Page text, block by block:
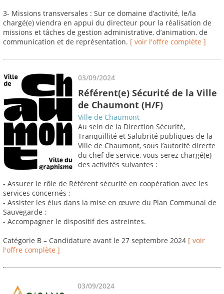
3- Missions transversales : Sur ce domaine d’activité, le/la
chargé(e) viendra en appui du directeur pour la réalisation de
missions et tâches de gestion administrative, d’animation, de
communication et de représentation. [ voir l'offre complète ]
03/09/2024
Référent(e) Sécurité de la Ville
de Chaumont (H/F)
Ville de Chaumont
Au sein de la Direction Sécurité,
Tranquillité et Salubrité publiques de la
Ville de Chaumont, sous l’autorité directe
du chef de service, vous serez chargé(e)
des activités suivantes :
- Assurer le rôle de Référent sécurité en coopération avec les
services concernés ;
- Assister les élus dans la mise en œuvre du Plan Communal de
Sauvegarde ;
- Accompagner le dispositif des astreintes.
Catégorie B – Candidature avant le 27 septembre 2024 [ voir
l'offre complète ]
03/09/2024